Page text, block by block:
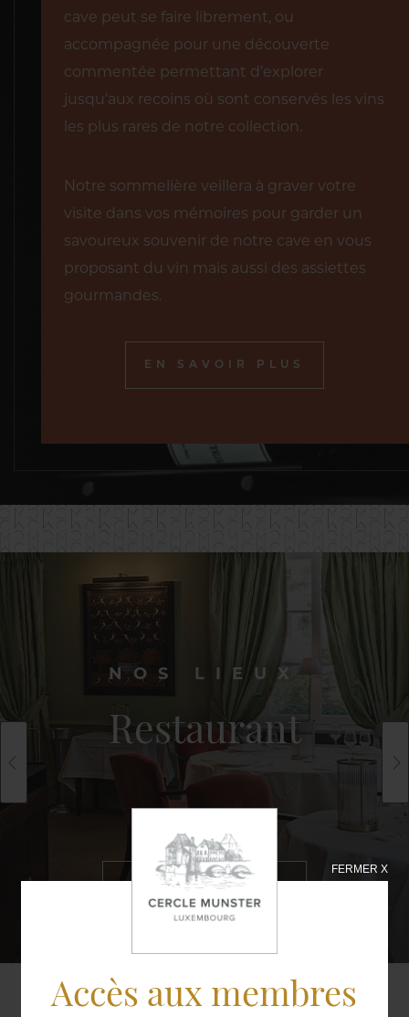
Accès aux membres
FERMER X
cave peut se faire librement, ou
accompagnée pour une découverte
commentée permettant d’explorer
jusqu’aux recoins où sont conservés les vins
les plus rares de notre collection.
Notre sommelière veillera à graver votre
visite dans vos mémoires pour garder un
savoureux souvenir de notre cave en vous
proposant du vin mais aussi des assiettes
gourmandes.
EN SAVOIR PLUS
NOS LIEUX
Restaurant
EN SAVOIR
PLUS